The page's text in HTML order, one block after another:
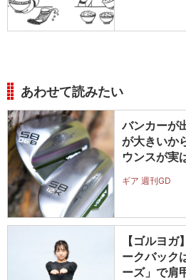
あわせて読みたい
バンカーが
が大きいか
ウンスが実
ギア 週刊GD
【ゴルヨ
ークバック
ーズ」で肩